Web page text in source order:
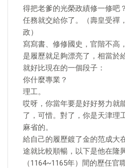
得把老爹的光榮政績修一修吧
任務就交給你了。（壽皇受禪
政）
寫寫書、修修國史，官階不高
是履歷就足夠漂亮了，相當於
就好比現在的一個段子：
你什麼專業？
理工。
哎呀，你當年要是好好努力就
了，可惜。對了，你是天津理
麻省的。
給自己的履歷鍍了金的范成大
途就比較順暢，以下是他在隆
（1164~1165年）間的歷任官